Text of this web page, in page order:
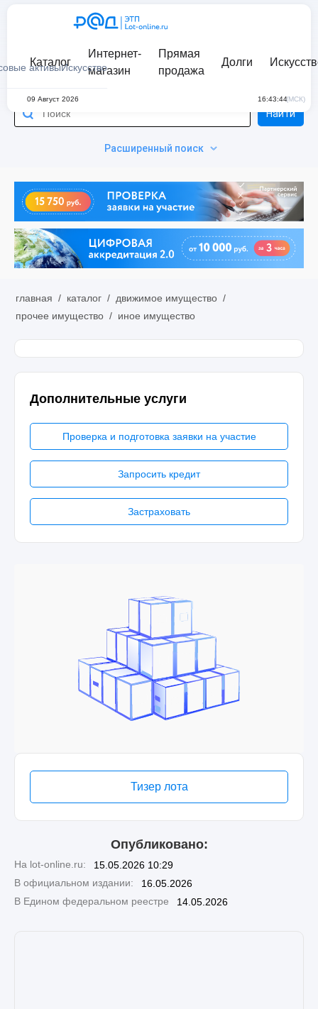
активыИскусство
Каталог
Интернет-
магазин
Прямая
продажа
Долги
09 Август 2026 16:43:44(МСК)
Расширенный поиск
Найти
главная / каталог / движимое имущество /
прочее имущество / иное имущество
Дополнительные услуги
Проверка и подготовка заявки на участие
Запросить кредит
Застраховать
Тизер лота
Опубликовано:
На lot-online.ru:
15.05.2026 10:29
В официальном издании:
16.05.2026
В Едином федеральном реестре
14.05.2026